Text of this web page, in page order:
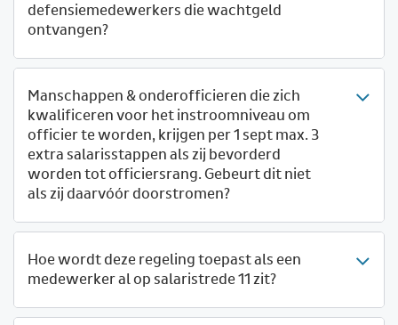
defensiemedewerkers die wachtgeld
ontvangen?
Manschappen & onderofficieren die zich
kwalificeren voor het instroomniveau om
officier te worden, krijgen per 1 sept max. 3
extra salarisstappen als zij bevorderd
worden tot officiersrang. Gebeurt dit niet
als zij daarvóór doorstromen?
Hoe wordt deze regeling toepast als een
medewerker al op salaristrede 11 zit?